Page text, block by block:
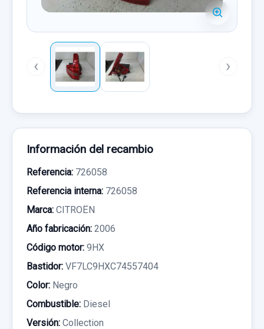
‹ ›
Información del recambio
Referencia: 726058
Referencia interna: 726058
Marca: CITROËN
Año fabricación: 2006
Código motor: 9HX
Bastidor: VF7LC9HXC74557404
Color: Negro
Combustible: Diesel
Versión: Collection